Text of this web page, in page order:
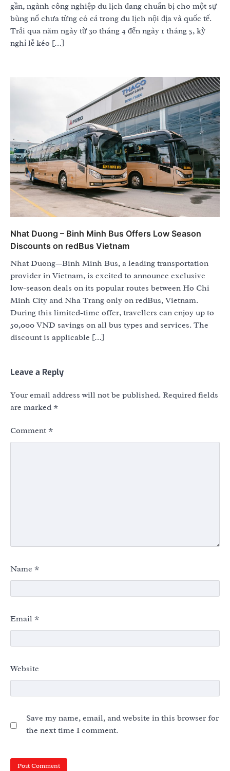
gần, ngành công nghiệp du lịch đang chuẩn bị cho một sự
bùng nổ chưa từng có cả trong du lịch nội địa và quốc tế.
Trải qua năm ngày từ 30 tháng 4 đến ngày 1 tháng 5, kỳ
nghỉ lễ kéo […]
Nhat Duong – Binh Minh Bus Offers Low Season
Discounts on redBus Vietnam
Nhat Duong—Binh Minh Bus, a leading transportation
provider in Vietnam, is excited to announce exclusive
low-season deals on its popular routes between Ho Chi
Minh City and Nha Trang only on redBus, Vietnam.
During this limited-time offer, travellers can enjoy up to
50,000 VND savings on all bus types and services. The
discount is applicable […]
Leave a Reply
Your email address will not be published. Required fields
are marked *
Comment *
Name *
Email *
Website
Save my name, email, and website in this browser for
the next time I comment.